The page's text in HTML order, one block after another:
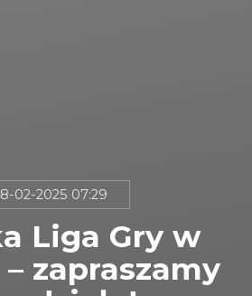
02-2025 07:29
Liga Gry w
zapraszamy